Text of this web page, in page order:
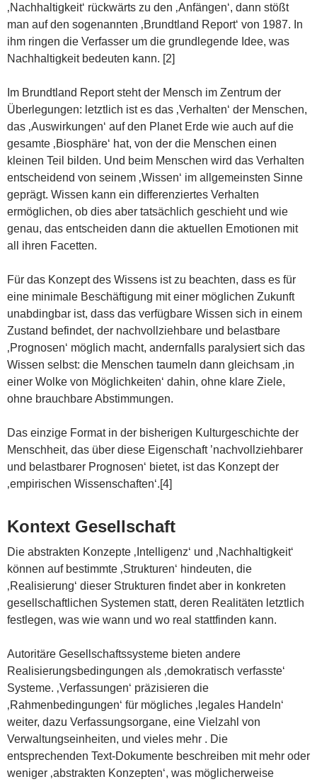
‚Nachhaltigkeit‘ rückwärts zu den ‚Anfängen‘, dann stößt
man auf den sogenannten ‚Brundtland Report‘ von 1987. In
ihm ringen die Verfasser um die grundlegende Idee, was
Nachhaltigkeit bedeuten kann. [2]
Im Brundtland Report steht der Mensch im Zentrum der
Überlegungen: letztlich ist es das ‚Verhalten‘ der Menschen,
das ‚Auswirkungen‘ auf den Planet Erde wie auch auf die
gesamte ‚Biosphäre‘ hat, von der die Menschen einen
kleinen Teil bilden. Und beim Menschen wird das Verhalten
entscheidend von seinem ‚Wissen‘ im allgemeinsten Sinne
geprägt. Wissen kann ein differenziertes Verhalten
ermöglichen, ob dies aber tatsächlich geschieht und wie
genau, das entscheiden dann die aktuellen Emotionen mit
all ihren Facetten.
Für das Konzept des Wissens ist zu beachten, dass es für
eine minimale Beschäftigung mit einer möglichen Zukunft
unabdingbar ist, dass das verfügbare Wissen sich in einem
Zustand befindet, der nachvollziehbare und belastbare
‚Prognosen‘ möglich macht, andernfalls paralysiert sich das
Wissen selbst: die Menschen taumeln dann gleichsam ‚in
einer Wolke von Möglichkeiten‘ dahin, ohne klare Ziele,
ohne brauchbare Abstimmungen.
Das einzige Format in der bisherigen Kulturgeschichte der
Menschheit, das über diese Eigenschaft ’nachvollziehbarer
und belastbarer Prognosen‘ bietet, ist das Konzept der
‚empirischen Wissenschaften‘.[4]
Kontext Gesellschaft
Die abstrakten Konzepte ‚Intelligenz‘ und ‚Nachhaltigkeit‘
können auf bestimmte ‚Strukturen‘ hindeuten, die
‚Realisierung‘ dieser Strukturen findet aber in konkreten
gesellschaftlichen Systemen statt, deren Realitäten letztlich
festlegen, was wie wann und wo real stattfinden kann.
Autoritäre Gesellschaftssysteme bieten andere
Realisierungsbedingungen als ‚demokratisch verfasste‘
Systeme. ‚Verfassungen‘ präzisieren die
‚Rahmenbedingungen‘ für mögliches ‚legales Handeln‘
weiter, dazu Verfassungsorgane, eine Vielzahl von
Verwaltungseinheiten, und vieles mehr . Die
entsprechenden Text-Dokumente beschreiben mit mehr oder
weniger ‚abstrakten Konzepten‘, was möglicherweise